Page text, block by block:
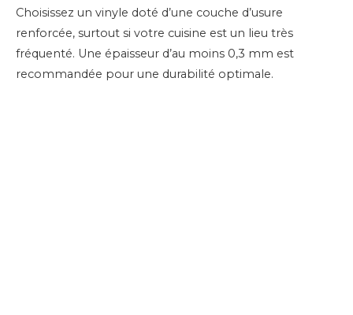
Choisissez un vinyle doté d’une couche d’usure
renforcée, surtout si votre cuisine est un lieu très
fréquenté. Une épaisseur d’au moins 0,3 mm est
recommandée pour une durabilité optimale.